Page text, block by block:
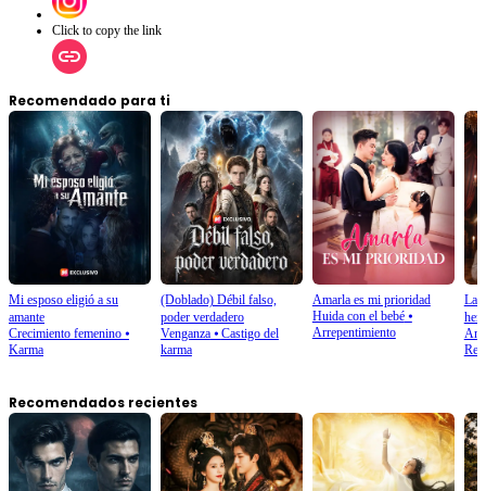
Click to copy the link
Recomendado para ti
Mi esposo eligió a su
amante
Crecimiento femenino ⦁
Karma
(Doblado) Débil falso,
poder verdadero
Venganza⦁ Castigo del
karma
Amarla es mi prioridad
Huida con el bebé⦁
Arrepentimiento
La
Recomendados recientes